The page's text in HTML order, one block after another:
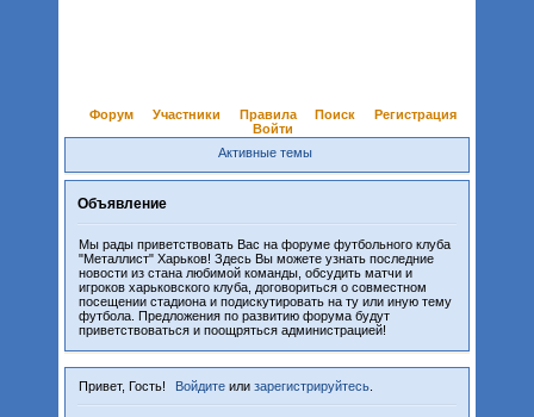
Форум Участники Правила Поиск
Регистрация
Войти
Активные темы
Объявление
Мы рады приветствовать Вас на форуме футбольного клуба
"Металлист" Харьков! Здесь Вы можете узнать последние
новости из стана любимой команды, обсудить матчи и
игроков харьковского клуба, договориться о совместном
посещении стадиона и подискутировать на ту или иную тему
футбола. Предложения по развитию форума будут
приветствоваться и поощряться администрацией!
Привет, Гость! Войдите илизарегистрируйтесь